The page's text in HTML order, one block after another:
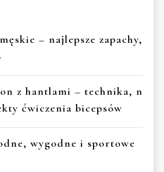
– najlepsze zapachy,
z hantlami – technika, n
ćwiczenia bicepsów
wygodne i sportowe